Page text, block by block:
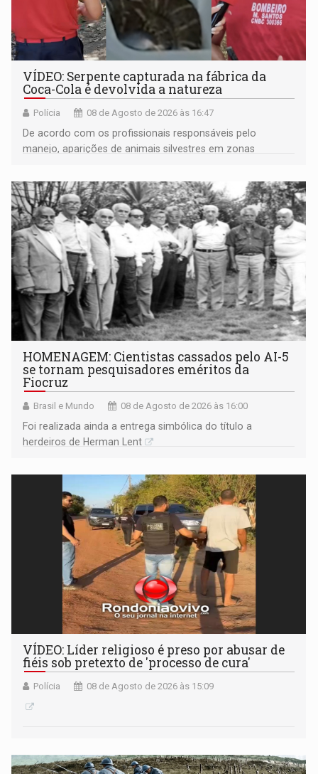
VÍDEO: Serpente capturada na fábrica da
Coca-Cola é devolvida a natureza
Polícia 08 de Agosto de 2026 às 16:47
De acordo com os profissionais responsáveis pelo
manejo, aparições de animais silvestres em zonas
HOMENAGEM: Cientistas cassados pelo AI-5
se tornam pesquisadores eméritos da
Fiocruz
Brasil e Mundo 08 de Agosto de 2026 às 16:00
Foi realizada ainda a entrega simbólica do título a
herdeiros de Herman Lent
VÍDEO: Líder religioso é preso por abusar de
fiéis sob pretexto de 'processo de cura'
Polícia 08 de Agosto de 2026 às 15:09